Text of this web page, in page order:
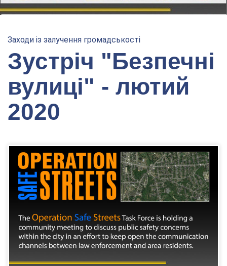
Заходи із залучення громадськості
Зустріч "Безпечні
вулиці" - лютий
2020